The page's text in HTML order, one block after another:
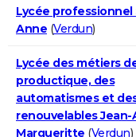
Lycée professionnel
Anne (Verdun)
Lycée des métiers
productique, des
automatismes et
renouvelables
Margueritte (Verdun)